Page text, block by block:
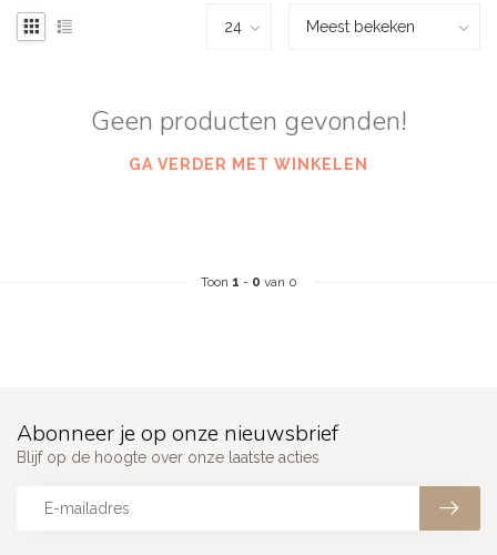
Geen producten gevonden!
GA VERDER MET WINKELEN
Toon 1 - 0 van 0
Abonneer je op onze nieuwsbrief
Blijf op de hoogte over onze laatste acties